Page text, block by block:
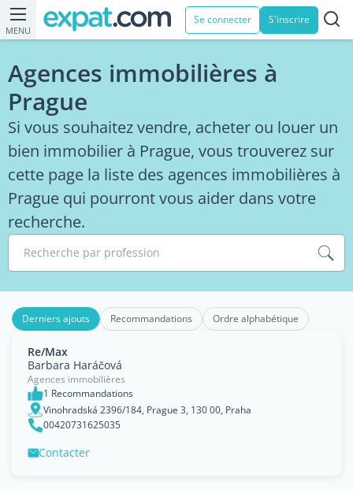
MENU
Se connecter S'inscrire
Agences immobilières à
Prague
Si vous souhaitez vendre, acheter ou louer un
bien immobilier à Prague, vous trouverez sur
cette page la liste des agences immobilières à
Prague qui pourront vous aider dans votre
recherche.
Recherche par profession
Derniers ajouts Recommandations Ordre alphabétique
Re/Max
Barbara Haráčová
Agences immobilières
1 Recommandations
Vinohradská 2396/184, Prague 3, 130 00, Praha
00420731625035
Contacter